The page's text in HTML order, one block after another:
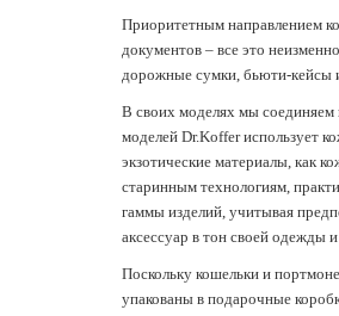
Приоритетным направлением
документов – все это
дорожные сумки, бьюти-кейсы
В своих моделях мы соединяем
моделей Dr.Koffer использует
экзотические материалы, как
старинным технологиям,
гаммы изделий, учитывая
аксессуар в тон своей одежды
Поскольку кошельки и
упакованы в подарочные